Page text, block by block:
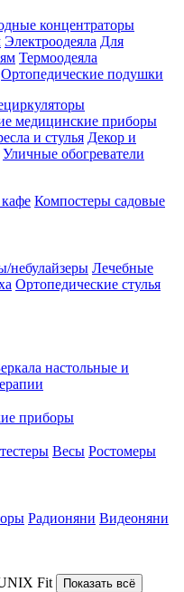
концентраторы
Электроодеяла Для
Термоодеяла
Ортопедические подушки
медицинские приборы
и стулья Декор и
Уличные обогреватели
Компостеры садовые
небулайзеры Лечебные
Ортопедические стулья
настольные и
приборы
Весы Ростомеры
Радионяни Видеоняни
Fit Показать всё